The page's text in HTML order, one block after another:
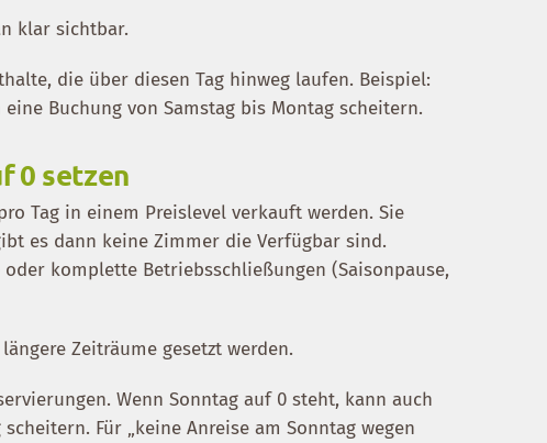
klar sichtbar.
die über diesen Tag hinweg laufen. Beispiel:
Buchung von Samstag bis Montag scheitern.
0 setzen
Tag in einem Preislevel verkauft werden. Sie
es dann keine Zimmer die Verfügbar sind.
komplette Betriebsschließungen (Saisonpause,
Zeiträume gesetzt werden.
Wenn Sonntag auf 0 steht, kann auch
Für „keine Anreise am Sonntag wegen